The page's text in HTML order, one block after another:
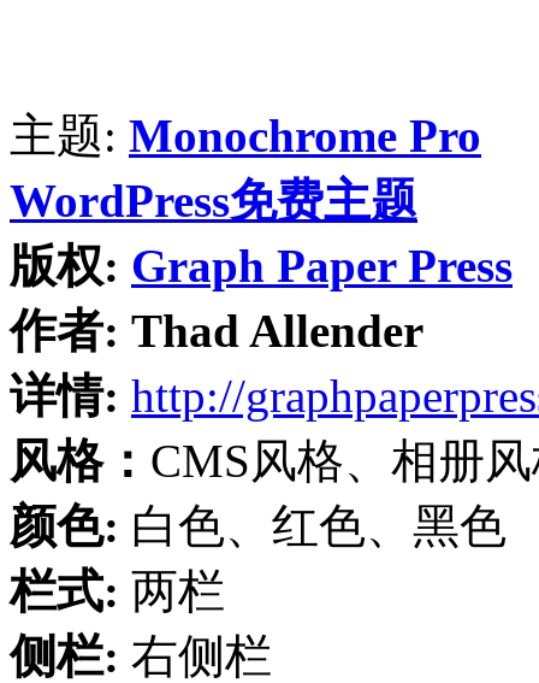
主题: Monochrome Pro
WordPress免费主题
版权: Graph Paper Press
作者: Thad Allender
详情: http://
风格： CMS风格、相册
颜色: 白色、红色、黑色
栏式: 两栏
侧栏: 右侧栏